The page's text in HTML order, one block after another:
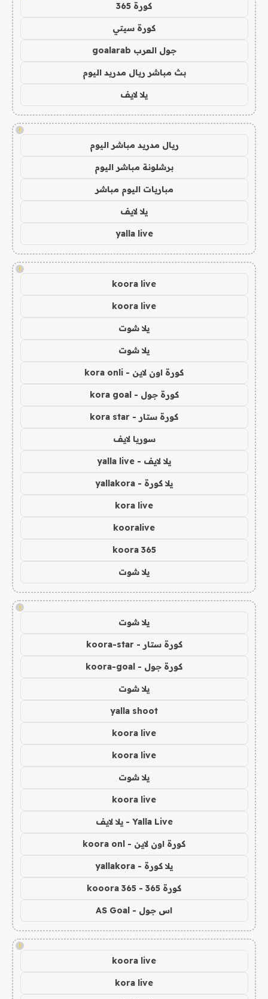
كورة 365
كورة سيتي
جول العرب goalarab
بث مباشر ريال مدريد اليوم
يلا لايف
!
ريال مدريد مباشر اليوم
برشلونة مباشر اليوم
مباريات اليوم مباشر
يلا لايف
yalla live
!
koora live
koora live
يلا شوت
يلا شوت
كورة اون لاين - kora onli
كورة جول - kora goal
كورة ستار - kora star
سوريا لايف
يلا لايف - yalla live
يلا كورة - yallakora
kora live
kooralive
koora 365
يلا شوت
!
يلا شوت
كورة ستار - koora-star
كورة جول - koora-goal
يلا شوت
yalla shoot
koora live
koora live
يلا شوت
koora live
Yalla Live - يلا لايف
كورة اون لاين - koora onl
يلا كورة - yallakora
كورة 365 - kooora 365
اس جول - AS Goal
!
koora live
kora live